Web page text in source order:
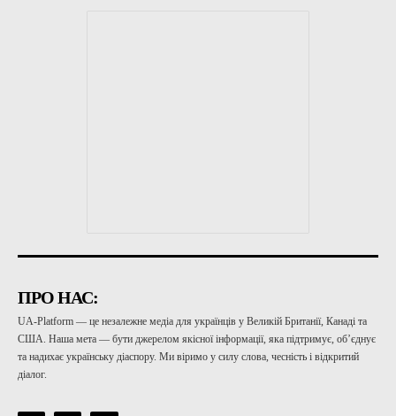
ПРО НАС:
UA-Platform — це незалежне медіа для українців у Великій Британії, Канаді та
США. Наша мета — бути джерелом якісної інформації, яка підтримує, об’єднує
та надихає українську діаспору. Ми віримо у силу слова, чесність і відкритий
діалог.